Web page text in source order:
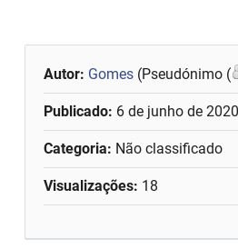
Autor: Gomes (Pseudónimo (
Publicado: 6 de junho de
Categoria: Não classificado
Visualizações: 18